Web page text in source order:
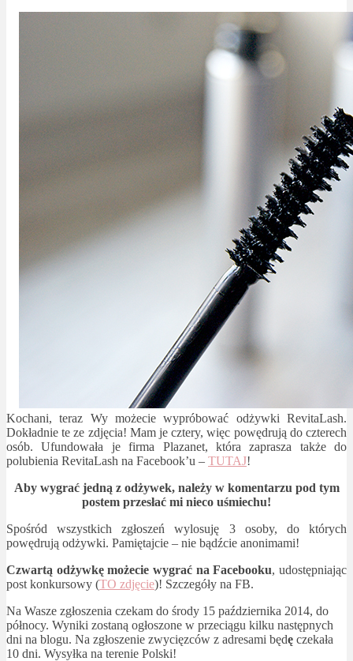
Kochani, teraz Wy możecie wypróbować odżywki RevitaLash.
Dokładnie te ze zdjęcia! Mam je cztery, więc powędrują do czterech
osób. Ufundowała je firma Plazanet, która zaprasza także do
polubienia RevitaLash na Facebook’u – TUTAJ!
Aby wygrać jedną z odżywek, należy w komentarzu pod tym
postem przesłać mi nieco uśmiechu!
Spośród wszystkich zgłoszeń wylosuję 3 osoby, do których
powędrują odżywki. Pamiętajcie – nie bądźcie anonimami!
Czwartą odżywkę możecie wygrać na Facebooku, udostępniając
post konkursowy (TO zdjęcie)! Szczegóły na FB.
Na Wasze zgłoszenia czekam do środy 15 października 2014, do
północy. Wyniki zostaną ogłoszone w przeciągu kilku następnych
dni na blogu. Na zgłoszenie zwycięzców z adresami będę czekała
10 dni. Wysyłka na terenie Polski!